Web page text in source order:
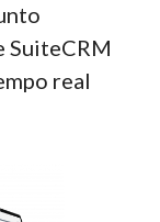
SuiteCRM
real